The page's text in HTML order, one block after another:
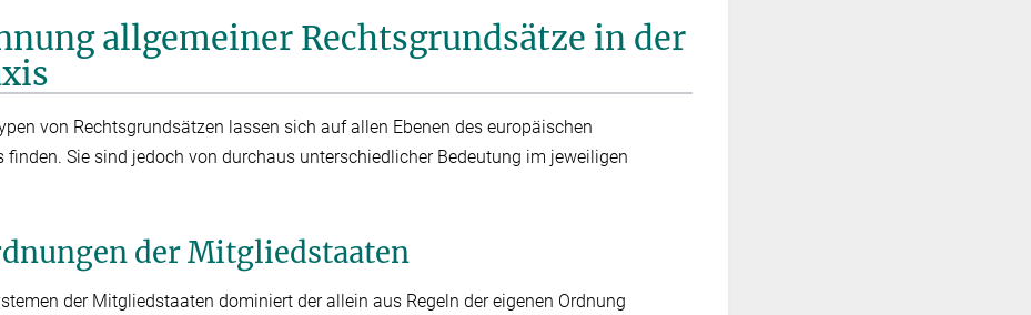
allgemeiner Rechtsgrundsätze in der
von Rechtsgrundsätzen lassen sich auf allen Ebenen des europäischen
finden. Sie sind jedoch von durchaus unterschiedlicher Bedeutung im jeweiligen
der Mitgliedstaaten
der Mitgliedstaaten dominiert der allein aus Regeln der eigenen Ordnung